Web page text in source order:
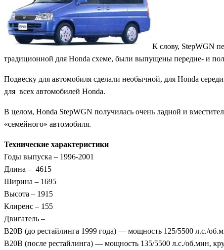
К слову, StepWGN
традиционной для Honda схеме, были выпущены передне- и
Подвеску для автомобиля сделали необычной, для Honda
для всех автомобилей Honda.
В целом, Honda StepWGN получилась очень ладной и
«семейного» автомобиля.
Технические характеристики
Годы выпуска – 1996-2001
Длина – 4615
Ширина – 1695
Высота – 1915
Клиренс – 155
Двигатель –
B20B (до рестайлинга 1999 года) — мощность 125/5500 л.с./
B20B (после рестайлинга) — мощность 135/5500 л.с./об.мин,